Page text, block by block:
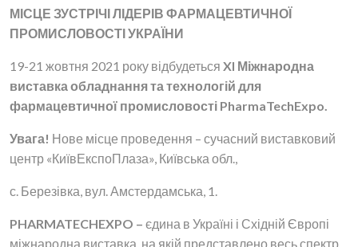
МІСЦЕ ЗУСТРІЧІ ЛІДЕРІВ ФАРМАЦЕВТИЧНОЇ
ПРОМИСЛОВОСТІ УКРАЇНИ
19-21 жовтня 2021 року відбудеться XI Міжнародна
виставка обладнання та технологій для
фармацевтичної промисловості PharmaTechExpo.
Увага! Нове місце проведення – сучасний виставковий
центр «КиївЕкспоПлаза», Київська обл.,
с. Березівка, вул. Амстердамська, 1.
PHARMATECHEXPO – єдина в Україні і Східній Європі
міжнародна виставка, на якій представлено весь спектр